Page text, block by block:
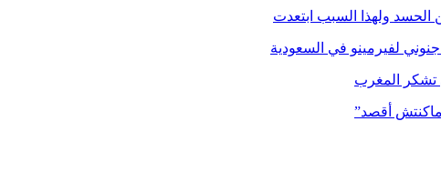
الحسد ولهذا السبب ابتعدت
لفيرمينو في السعودية
تشكر المغرب
أقصد”